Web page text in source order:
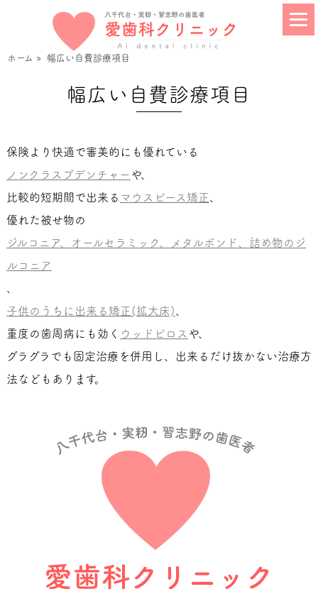
ホーム > 幅広い自費診療項目
幅広い自費診療項目
保険より快適で審美的にも優れている
ノンクラスプデンチャー や、
比較的短期間で出来る マウスピース矯正
優れた被せ物の
ジルコニア、オールセラミック、メタルボンド、詰め物のジ
ルコニア
子供のうちに出来る矯正(拡大床)
重度の歯周病にも効く ウッドピロス や、
グラグラでも固定治療を併用し、出来るだけ抜かない治療方
法などもあります。